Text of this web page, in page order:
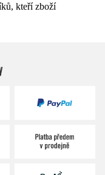
kteří zboží